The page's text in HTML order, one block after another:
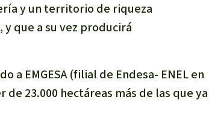
y un territorio de riqueza
que a su vez producirá
EMGESA (filial de Endesa- ENEL en
23.000 hectáreas más de las que ya